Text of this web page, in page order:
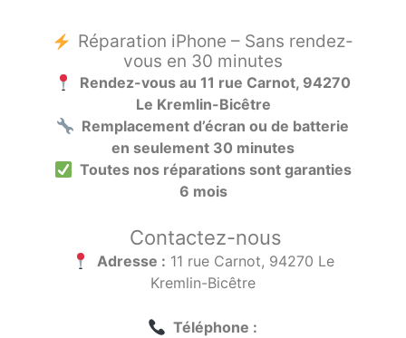
Réparation iPhone – Sans rendez-
vous en 30 minutes
Rendez-vous au 11 rue Carnot, 94270
Le Kremlin-Bicêtre
Remplacement d’écran ou de batterie
en seulement 30 minutes
Toutes nos réparations sont garanties
6 mois
Contactez-nous
Adresse : 11 rue Carnot, 94270 Le
Kremlin-Bicêtre
Téléphone :